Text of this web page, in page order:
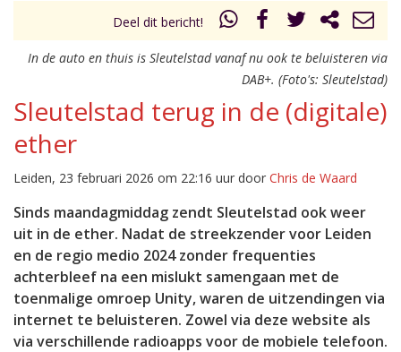
Deel dit bericht!
In de auto en thuis is Sleutelstad vanaf nu ook te beluisteren via
DAB+. (Foto's: Sleutelstad)
Sleutelstad terug in de (digitale)
ether
Leiden, 23 februari 2026 om 22:16 uur door Chris de Waard
Sinds maandagmiddag zendt Sleutelstad ook weer
uit in de ether. Nadat de streekzender voor Leiden
en de regio medio 2024 zonder frequenties
achterbleef na een mislukt samengaan met de
toenmalige omroep Unity, waren de uitzendingen via
internet te beluisteren. Zowel via deze website als
via verschillende radioapps voor de mobiele telefoon.